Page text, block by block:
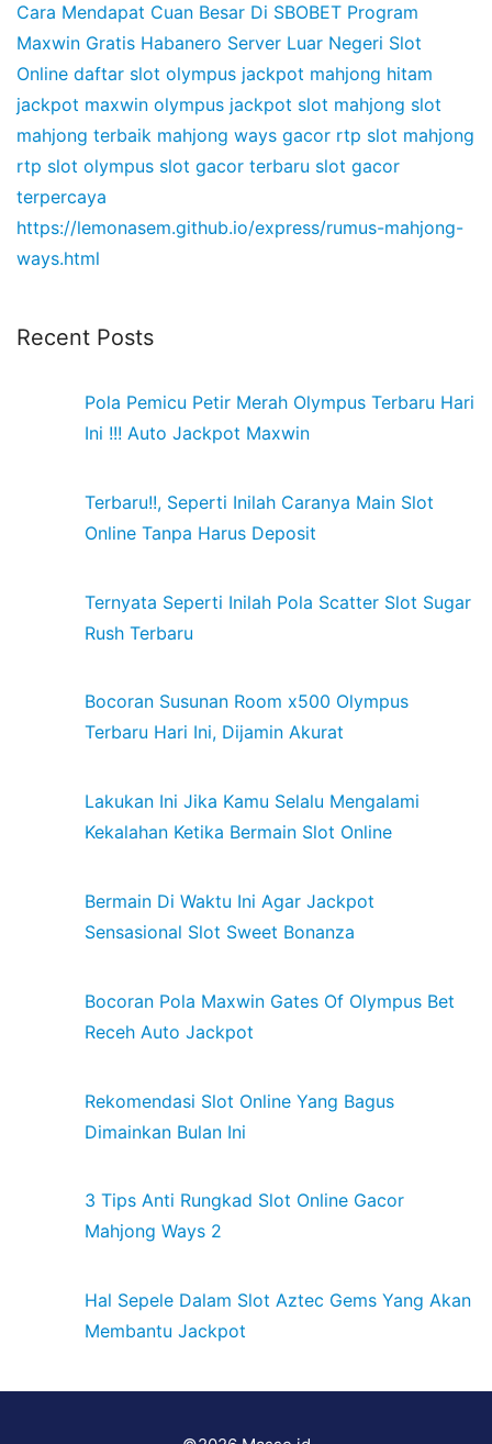
Cara Mendapat Cuan Besar Di SBOBET Program
Maxwin Gratis Habanero Server Luar Negeri Slot
Online daftar slot olympus jackpot mahjong hitam
jackpot maxwin olympus jackpot slot mahjong slot
mahjong terbaik mahjong ways gacor rtp slot mahjong
rtp slot olympus slot gacor terbaru slot gacor
terpercaya
https://lemonasem.github.io/express/rumus-mahjong-
ways.html
Recent Posts
Pola Pemicu Petir Merah Olympus Terbaru Hari
Ini !!! Auto Jackpot Maxwin
Terbaru!!, Seperti Inilah Caranya Main Slot
Online Tanpa Harus Deposit
Ternyata Seperti Inilah Pola Scatter Slot Sugar
Rush Terbaru
Bocoran Susunan Room x500 Olympus
Terbaru Hari Ini, Dijamin Akurat
Lakukan Ini Jika Kamu Selalu Mengalami
Kekalahan Ketika Bermain Slot Online
Bermain Di Waktu Ini Agar Jackpot
Sensasional Slot Sweet Bonanza
Bocoran Pola Maxwin Gates Of Olympus Bet
Receh Auto Jackpot
Rekomendasi Slot Online Yang Bagus
Dimainkan Bulan Ini
3 Tips Anti Rungkad Slot Online Gacor
Mahjong Ways 2
Hal Sepele Dalam Slot Aztec Gems Yang Akan
Membantu Jackpot